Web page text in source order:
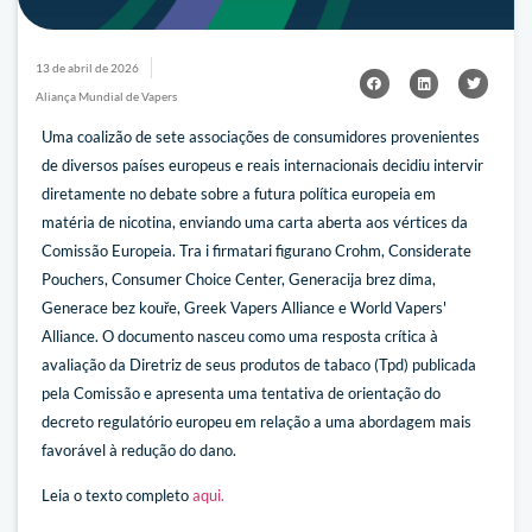
13 de abril de 2026
Aliança Mundial de Vapers
Uma coalizão de sete associações de consumidores provenientes
de diversos países europeus e reais internacionais decidiu intervir
diretamente no debate sobre a futura política europeia em
matéria de nicotina, enviando uma carta aberta aos vértices da
Comissão Europeia. Tra i firmatari figurano Crohm, Considerate
Pouchers, Consumer Choice Center, Generacija brez dima,
Generace bez kouře, Greek Vapers Alliance e World Vapers'
Alliance. O documento nasceu como uma resposta crítica à
avaliação da Diretriz de seus produtos de tabaco (Tpd) publicada
pela Comissão e apresenta uma tentativa de orientação do
decreto regulatório europeu em relação a uma abordagem mais
favorável à redução do dano.
Leia o texto completoaqui.